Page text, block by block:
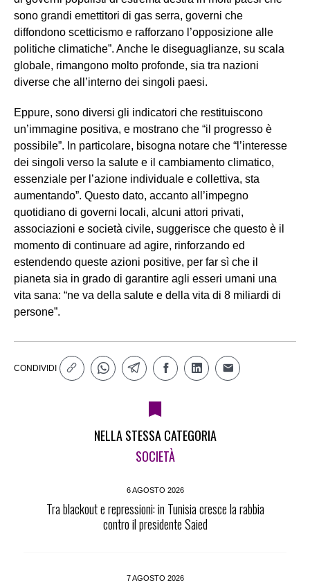
sono grandi emettitori di gas serra, governi che
diffondono scetticismo e rafforzano l’opposizione alle
politiche climatiche”. Anche le diseguaglianze, su scala
globale, rimangono molto profonde, sia tra nazioni
diverse che all’interno dei singoli paesi.
Eppure, sono diversi gli indicatori che restituiscono
un’immagine positiva, e mostrano che “il progresso è
possibile”. In particolare, bisogna notare che “l’interesse
dei singoli verso la salute e il cambiamento climatico,
essenziale per l’azione individuale e collettiva, sta
aumentando”. Questo dato, accanto all’impegno
quotidiano di governi locali, alcuni attori privati,
associazioni e società civile, suggerisce che questo è il
momento di continuare ad agire, rinforzando ed
estendendo queste azioni positive, per far sì che il
pianeta sia in grado di garantire agli esseri umani una
vita sana: “ne va della salute e della vita di 8 miliardi di
persone”.
CONDIVIDI
NELLA STESSA CATEGORIA
SOCIETÀ
6 AGOSTO 2026
Tra blackout e repressioni: in Tunisia cresce la rabbia
contro il presidente Saied
7 AGOSTO 2026